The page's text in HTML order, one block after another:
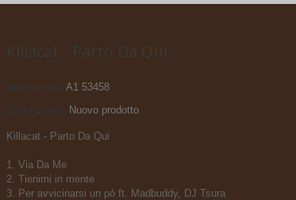
Killacat - Parto Da Qui
Riferimento
A1 53458
Nuovo prodotto
Killacat - Parto Da Qui
1. Via Da Me
2. Tienimi in mente
3. Per avvicinarsi un pó ft. Madbuddy, DJ Tsura